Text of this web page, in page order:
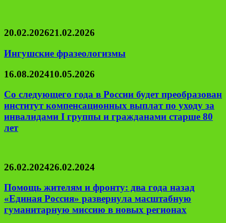
20.02.202621.02.2026
Ингушские фразеологизмы
16.08.202410.05.2026
Со следующего года в России будет преобразован
институт компенсационных выплат по уходу за
инвалидами I группы и гражданами старше 80
лет
26.02.202426.02.2024
Помощь жителям и фронту: два года назад
«Единая Россия» развернула масштабную
гуманитарную миссию в новых регионах